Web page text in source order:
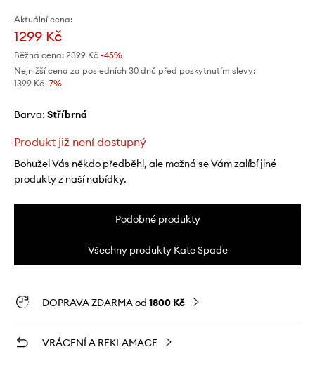
Aktuální cena:
1299 Kč
Běžná cena: 2399 Kč -45%
Nejnižší cena za posledních 30 dnů před poskytnutím slevy:
1399 Kč -7%
Barva: stříbrná
Produkt již není dostupný
Bohužel Vás někdo předběhl, ale možná se Vám zalíbí jiné
produkty z naší nabídky.
Podobné produkty
Všechny produkty Kate Spade
DOPRAVA ZDARMA od 1800 Kč
VRÁCENÍ A REKLAMACE